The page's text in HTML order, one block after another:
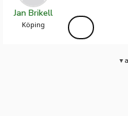
Jan Brikell
Köping